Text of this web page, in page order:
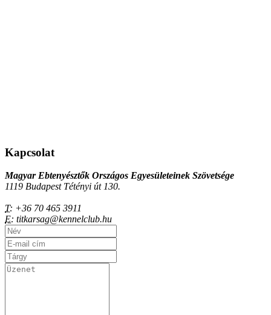
Kapcsolat
Magyar Ebtenyésztők Országos Egyesületeinek Szövetsége
1119 Budapest Tétényi út 130.
T: +36 70 465 3911
E: titkarsag@kennelclub.hu